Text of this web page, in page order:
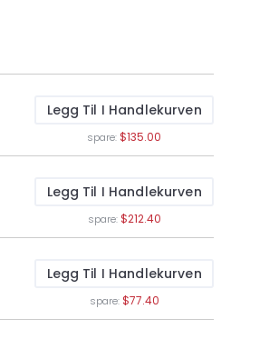
Legg Til I Handlekurven
spare:$135.00
Legg Til I Handlekurven
spare:$212.40
Legg Til I Handlekurven
spare:$77.40